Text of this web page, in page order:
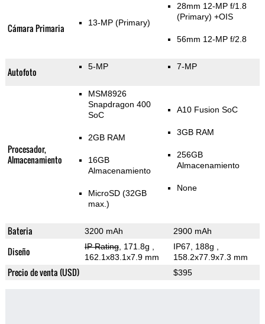
Cámara Primaria 13-MP (Primary)
28mm 12-MP f/1.8
(Primary) +OIS
56mm 12-MP f/2.8
Autofoto 5-MP 7-MP
Procesador,
Almacenamiento
MSM8926
Snapdragon 400
SoC
2GB RAM
16GB
Almacenamiento
MicroSD (32GB
max.)
A10 Fusion SoC
3GB RAM
256GB
Almacenamiento
None
Bateria 3200 mAh 2900 mAh
Diseño IP Rating, 171.8g
162.1x83.1x7.9 mm
IP67, 188g
158.2x77.9x7.3 mm
Precio de venta (USD) $395